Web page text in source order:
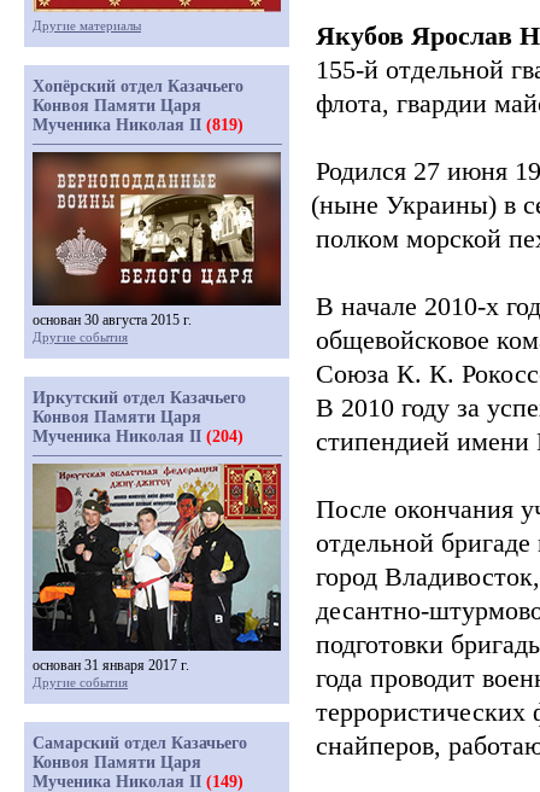
Якубов Ярослав
155-й отдельной
флота, гвардии
Родился 27 июня
(ныне Украины) в
полком морской
В начале 2010-х
общевойсковое
Союза К. К.
В 2010 году за
стипендией
После окончания
отдельной
город
десантно-
подготовки
года проводит
снайперов,
Другие материалы
Хопёрский отдел Казачьего
Конвоя Памяти Царя
Мученика Николая II (819)
основан 30 августа 2015 г.
Другие события
Иркутский отдел Казачьего
Конвоя Памяти Царя
Мученика Николая II (204)
основан 31 января 2017 г.
Другие события
Самарский отдел Казачьего
Конвоя Памяти Царя
Мученика Николая II (149)